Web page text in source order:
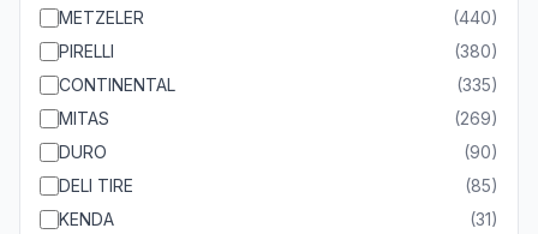
METZELER
(440)
PIRELLI
(380)
CONTINENTAL
(335)
MITAS
(269)
DURO
(90)
DELI TIRE
(85)
KENDA
(31)